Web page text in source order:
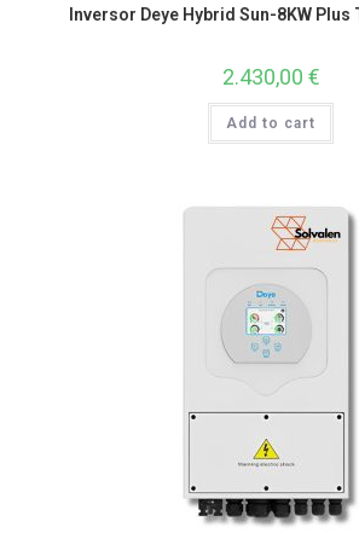
Inversor Deye Hybrid Sun-8KW Plus
2.430,00 €
Add to cart